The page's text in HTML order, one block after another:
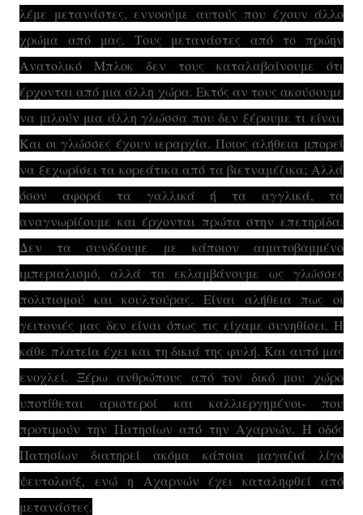
λέμε μετανάστες, εννοούμε αυτούς που έχουν άλλο
χρώμα από μας. Τους μετανάστες από το πρώην
Ανατολικό Μπλοκ δεν τους καταλαβαίνουμε ότι
έρχονται από μια άλλη χώρα. Εκτός αν τους ακούσουμε
να μιλούν μια άλλη γλώσσα που δεν ξέρουμε τι είναι.
Και οι γλώσσες έχουν ιεραρχία. Ποιος αλήθεια μπορεί
να ξεχωρίσει τα κορεάτικα από τα βιετναμέζικα; Αλλά
όσον αφορά τα γαλλικά ή τα αγγλικά, τα
αναγνωρίζουμε και έρχονται πρώτα στην επετηρίδα.
Δεν τα συνδέουμε με κάποιον αιματοβαμμένο
ιμπεριαλισμό, αλλά τα εκλαμβάνουμε ως γλώσσες
πολιτισμού και κουλτούρας. Είναι αλήθεια πως οι
γειτονιές μας δεν είναι όπως τις είχαμε συνηθίσει. Η
κάθε πλατεία έχει και τη δικιά της φυλή. Και αυτό μας
ενοχλεί. Ξέρω ανθρώπους από τον δικό μου χώρο
υποτίθεται αριστεροί και καλλιεργημένοι- που
προτιμούν την Πατησίων από την Αχαρνών. Η οδός
Πατησίων διατηρεί ακόμα κάποια μαγαζιά λίγο
ψευτολούξ, ενώ η Αχαρνών έχει καταληφθεί από
μετανάστες.